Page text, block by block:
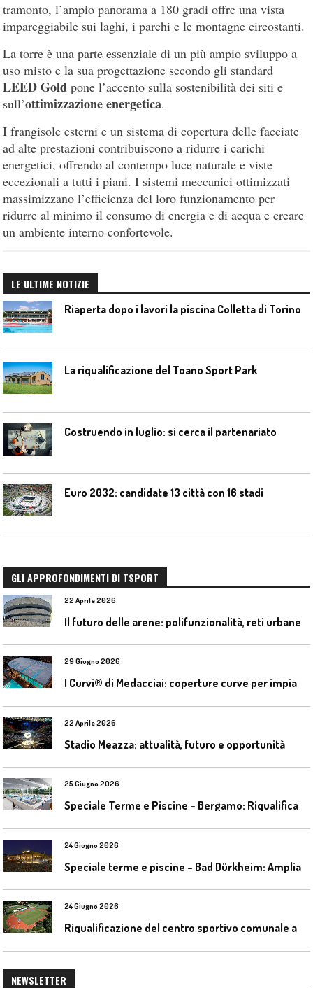
tramonto, l’ampio panorama a 180 gradi offre una vista
impareggiabile sui laghi, i parchi e le montagne circostanti.
La torre è una parte essenziale di un più ampio sviluppo a
uso misto e la sua progettazione secondo gli standard
LEED Gold pone l’accento sulla sostenibilità dei siti e
sull’ottimizzazione energetica.
I frangisole esterni e un sistema di copertura delle facciate
ad alte prestazioni contribuiscono a ridurre i carichi
energetici, offrendo al contempo luce naturale e viste
eccezionali a tutti i piani. I sistemi meccanici ottimizzati
massimizzano l’efficienza del loro funzionamento per
ridurre al minimo il consumo di energia e di acqua e creare
un ambiente interno confortevole.
LE ULTIME NOTIZIE
Riaperta dopo i lavori la piscina Colletta di Torino
La riqualificazione del Toano Sport Park
Costruendo in luglio: si cerca il partenariato
Euro 2032: candidate 13 città con 16 stadi
GLI APPROFONDIMENTI DI TSPORT
22 Aprile 2026
29 Giugno 2026
22 Aprile 2026
Stadio Meazza: attualità, futuro e opportunità
25 Giugno 2026
24 Giugno 2026
24 Giugno 2026
NEWSLETTER